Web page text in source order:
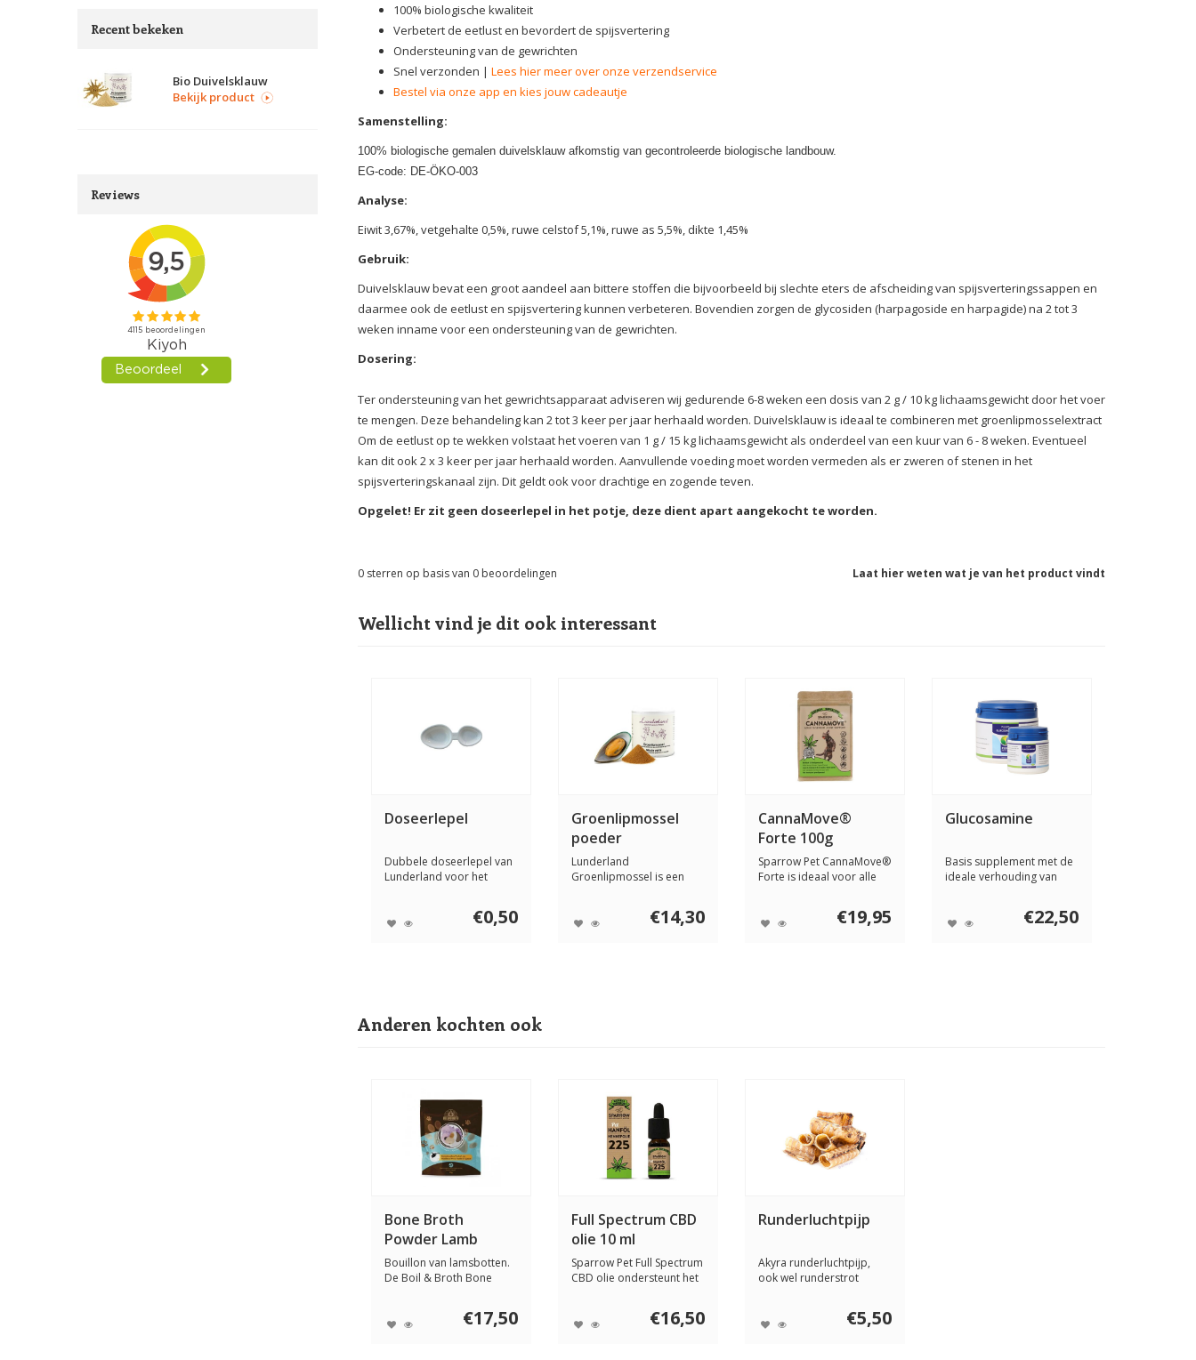
Recent bekeken
Bio Duivelsklauw
Bekijk product
Reviews
100% biologische kwaliteit
Verbetert de eetlust en bevordert de spijsvertering
Ondersteuning van de gewrichten
Snel verzonden | Lees hier meer over onze verzendservice
Bestel via onze app en kies jouw cadeautje
Samenstelling:
100% biologische gemalen duivelsklauw afkomstig van gecontroleerde biologische landbouw.
EG-code: DE-ÖKO-003
Analyse:
Eiwit 3,67%, vetgehalte 0,5%, ruwe celstof 5,1%, ruwe as 5,5%, dikte 1,45%
Gebruik:
Duivelsklauw bevat een groot aandeel aan bittere stoffen die bijvoorbeeld bij slechte eters de afscheiding van spijsverteringssappen en
daarmee ook de eetlust en spijsvertering kunnen verbeteren. Bovendien zorgen de glycosiden (harpagoside en harpagide) na 2 tot 3
weken inname voor een ondersteuning van de gewrichten.
Dosering:
Ter ondersteuning van het gewrichtsapparaat adviseren wij gedurende 6-8 weken een dosis van 2 g / 10 kg lichaamsgewicht door het voer
te mengen. Deze behandeling kan 2 tot 3 keer per jaar herhaald worden. Duivelsklauw is ideaal te combineren met groenlipmosselextract
Om de eetlust op te wekken volstaat het voeren van 1 g / 15 kg lichaamsgewicht als onderdeel van een kuur van 6 - 8 weken. Eventueel
kan dit ook 2 x 3 keer per jaar herhaald worden. Aanvullende voeding moet worden vermeden als er zweren of stenen in het
spijsverteringskanaal zijn. Dit geldt ook voor drachtige en zogende teven.
Opgelet! Er zit geen doseerlepel in het potje, deze dient apart aangekocht te worden.
Laat hier weten wat je van het product vindt
0 sterren op basis van 0 beoordelingen
Wellicht vind je dit ook interessant
Doseerlepel
Dubbele doseerlepel van
Lunderland voor het
€0,50
Groenlipmossel
poeder
Lunderland
Groenlipmossel is een
€14,30
CannaMove®
Forte 100g
Sparrow Pet CannaMove®
Forte is ideaal voor alle
€19,95
Glucosamine
Basis supplement met de
ideale verhouding van
€22,50
Anderen kochten ook
Bone Broth
Powder Lamb
Bouillon van lamsbotten.
De Boil & Broth Bone
€17,50
Full Spectrum CBD
olie 10 ml
Sparrow Pet Full Spectrum
CBD olie ondersteunt het
€16,50
Runderluchtpijp
Akyra runderluchtpijp,
ook wel runderstrot
€5,50